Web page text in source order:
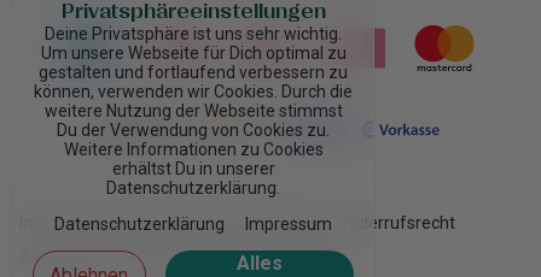
Impressum AGB Datenschutzrichtlinien
Widerrufsrecht
Zahlung & Versand
Haftung Großhandel
Privatsphäreeinstellungen
Deine Privatsphäre ist uns sehr wichtig.
Um unsere Webseite für Dich optimal zu
gestalten und fortlaufend verbessern zu
können, verwenden wir Cookies. Durch die
weitere Nutzung der Webseite stimmst
Du der Verwendung von Cookies zu.
Weitere Informationen zu Cookies
erhältst Du in unserer
Datenschutzerklärung.
Datenschutzerklärung
Impressum
Alles